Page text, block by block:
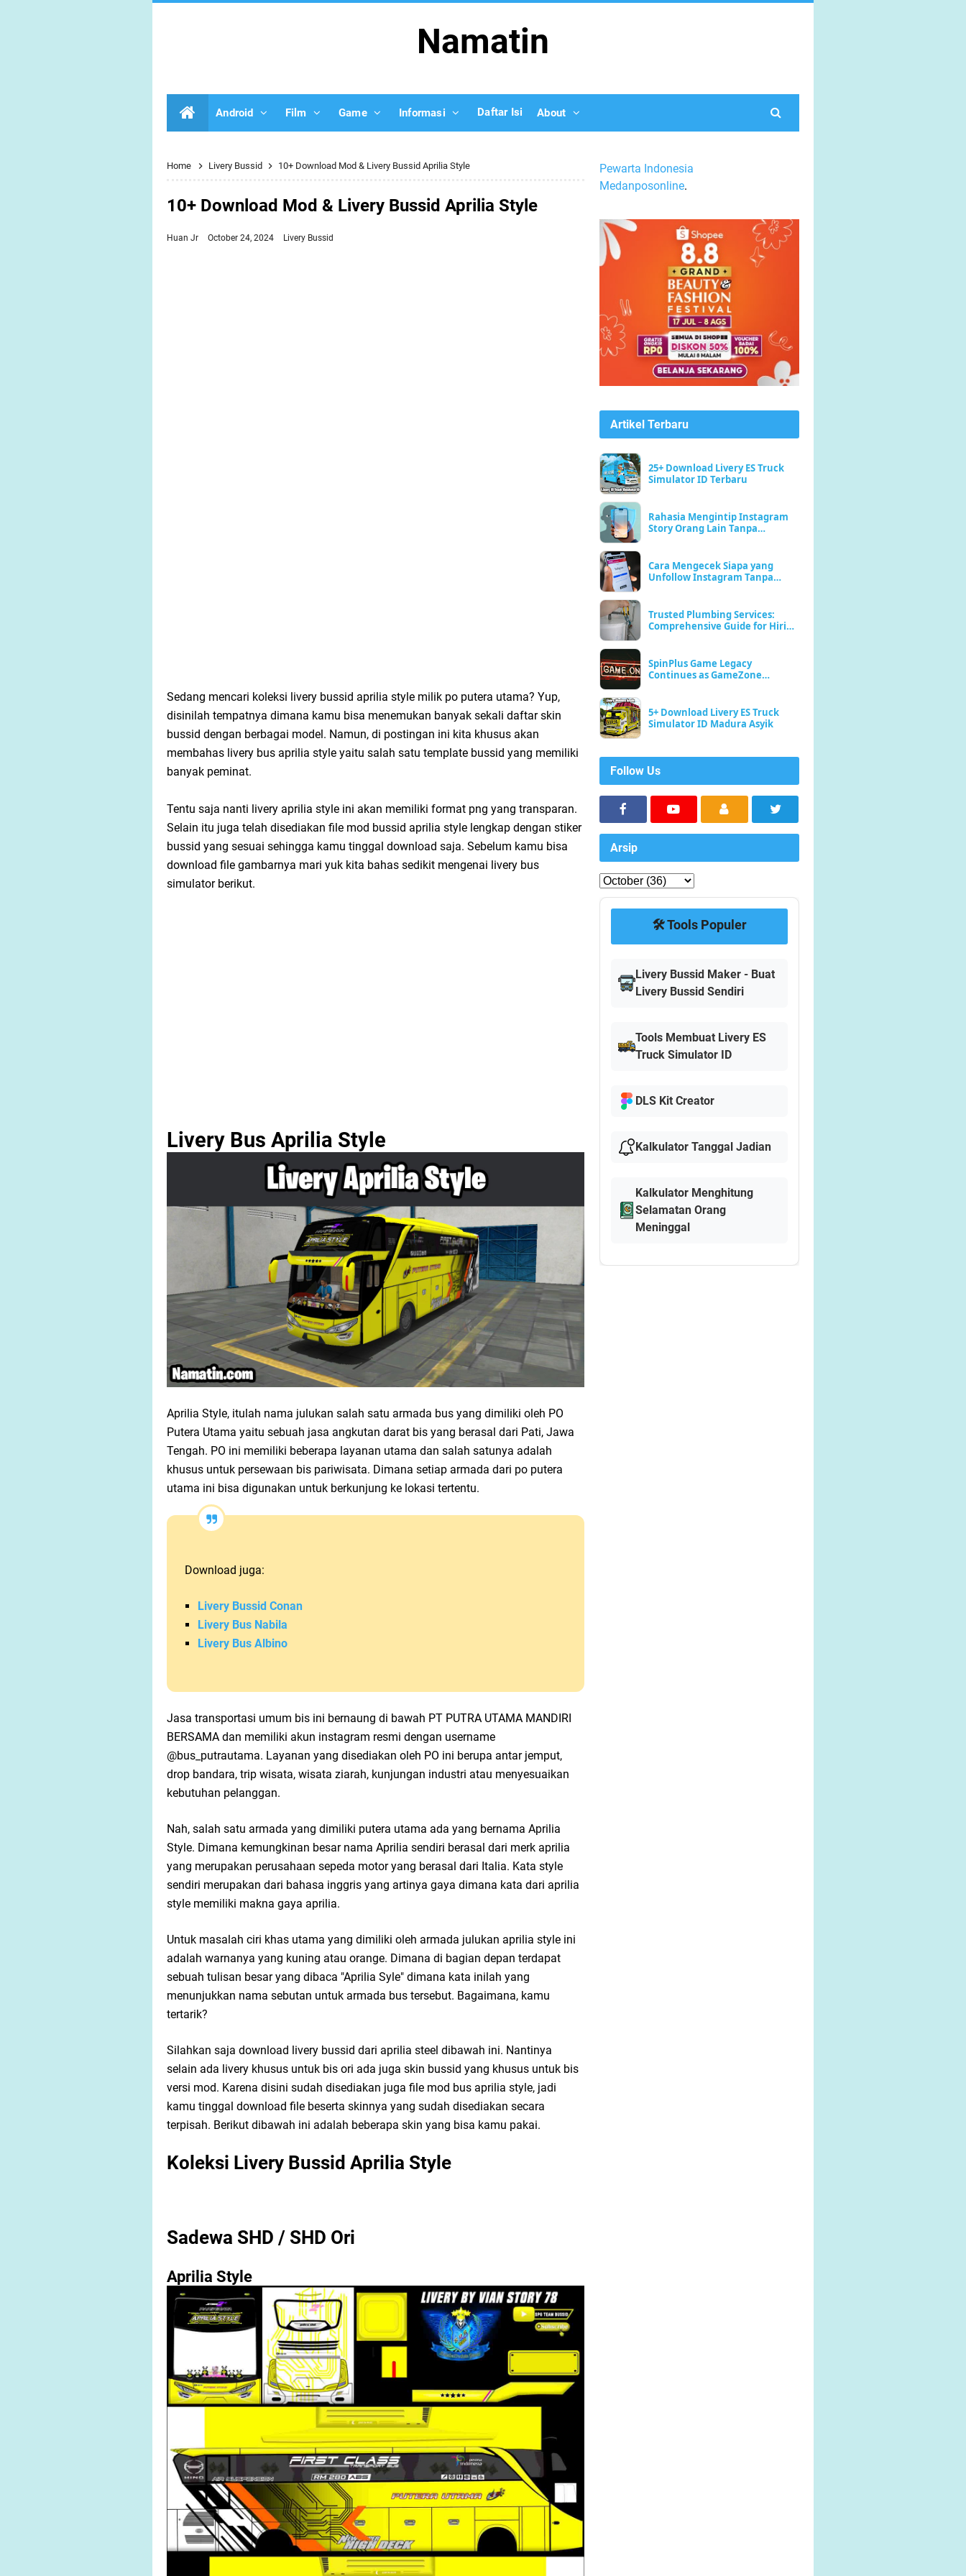
Namatin
Android Film Game Informasi Daftar Isi About
Home Livery Bussid 10+ Download Mod & Livery Bussid Aprilia Style
10+ Download Mod & Livery Bussid Aprilia Style
Huan Jr October 24, 2024 Livery Bussid
Sedang mencari koleksi livery bussid aprilia style milik po putera utama? Yup,
disinilah tempatnya dimana kamu bisa menemukan banyak sekali daftar skin
bussid dengan berbagai model. Namun, di postingan ini kita khusus akan
membahas livery bus aprilia style yaitu salah satu template bussid yang memiliki
banyak peminat.
Tentu saja nanti livery aprilia style ini akan memiliki format png yang transparan.
Selain itu juga telah disediakan file mod bussid aprilia style lengkap dengan stiker
bussid yang sesuai sehingga kamu tinggal download saja. Sebelum kamu bisa
download file gambarnya mari yuk kita bahas sedikit mengenai livery bus
simulator berikut.
Livery Bus Aprilia Style
Aprilia Style, itulah nama julukan salah satu armada bus yang dimiliki oleh PO
Putera Utama yaitu sebuah jasa angkutan darat bis yang berasal dari Pati, Jawa
Tengah. PO ini memiliki beberapa layanan utama dan salah satunya adalah
khusus untuk persewaan bis pariwisata. Dimana setiap armada dari po putera
utama ini bisa digunakan untuk berkunjung ke lokasi tertentu.
Download juga:
Livery Bussid Conan
Livery Bus Nabila
Livery Bus Albino
Jasa transportasi umum bis ini bernaung di bawah PT PUTRA UTAMA MANDIRI
BERSAMA dan memiliki akun instagram resmi dengan username
@bus_putrautama. Layanan yang disediakan oleh PO ini berupa antar jemput,
drop bandara, trip wisata, wisata ziarah, kunjungan industri atau menyesuaikan
kebutuhan pelanggan.
Nah, salah satu armada yang dimiliki putera utama ada yang bernama Aprilia
Style. Dimana kemungkinan besar nama Aprilia sendiri berasal dari merk aprilia
yang merupakan perusahaan sepeda motor yang berasal dari Italia. Kata style
sendiri merupakan dari bahasa inggris yang artinya gaya dimana kata dari aprilia
style memiliki makna gaya aprilia.
Untuk masalah ciri khas utama yang dimiliki oleh armada julukan aprilia style ini
adalah warnanya yang kuning atau orange. Dimana di bagian depan terdapat
sebuah tulisan besar yang dibaca "Aprilia Syle" dimana kata inilah yang
menunjukkan nama sebutan untuk armada bus tersebut. Bagaimana, kamu
tertarik?
Silahkan saja download livery bussid dari aprilia steel dibawah ini. Nantinya
selain ada livery khusus untuk bis ori ada juga skin bussid yang khusus untuk bis
versi mod. Karena disini sudah disediakan juga file mod bus aprilia style, jadi
kamu tinggal download file beserta skinnya yang sudah disediakan secara
terpisah. Berikut dibawah ini adalah beberapa skin yang bisa kamu pakai.
Koleksi Livery Bussid Aprilia Style
Sadewa SHD / SHD Ori
Aprilia Style
Pewarta Indonesia
Medanposonline.
Artikel Terbaru
25+ Download Livery ES Truck
Simulator ID Terbaru
Rahasia Mengintip Instagram
Story Orang Lain Tanpa
Cara Mengecek Siapa yang
Unfollow Instagram Tanpa
Trusted Plumbing Services:
Comprehensive Guide for Hiring
SpinPlus Game Legacy
Continues as GameZone
5+ Download Livery ES Truck
Simulator ID Madura Asyik
Follow Us
Arsip
🛠️ Tools Populer
Livery Bussid Maker - Buat
Livery Bussid Sendiri
Tools Membuat Livery ES
Truck Simulator ID
DLS Kit Creator
Kalkulator Tanggal Jadian
Kalkulator Menghitung
Selamatan Orang
Meninggal